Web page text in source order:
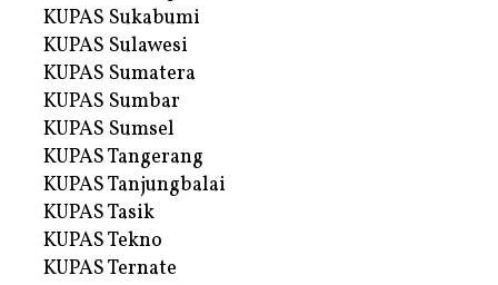
KUPAS Sukabumi
KUPAS Sulawesi
KUPAS Sumatera
KUPAS Sumbar
KUPAS Sumsel
KUPAS Tangerang
KUPAS Tanjungbalai
KUPAS Tasik
KUPAS Tekno
KUPAS Ternate